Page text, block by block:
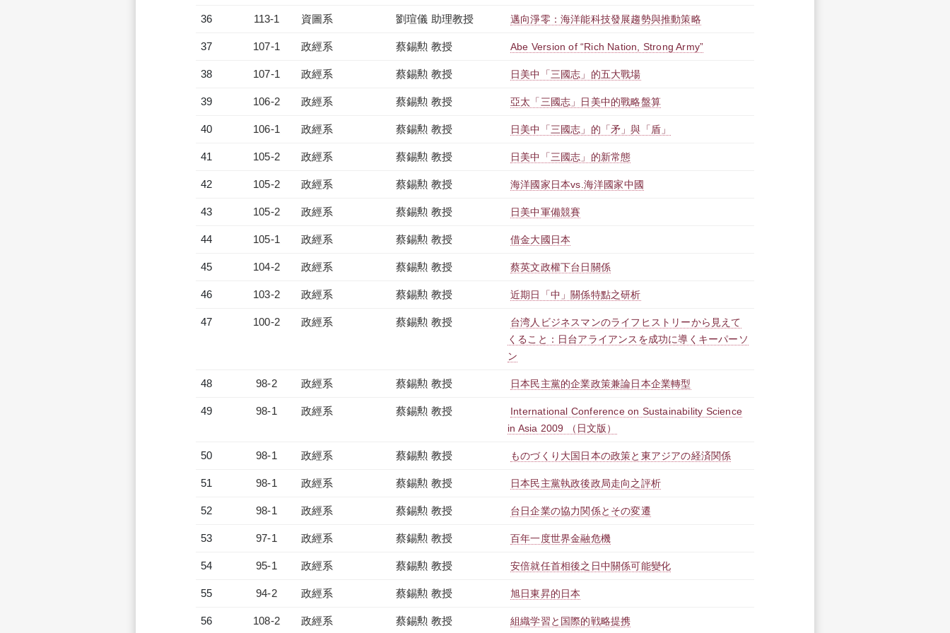
36 113-1 資圖系 劉瑄儀 助理教授 邁向淨零：海洋能科技發展趨勢與推動策略
37 107-1 政經系 蔡錫勲 教授 Abe Version of “Rich Nation, Strong Army”
38 107-1 政經系 蔡錫勲 教授 日美中「三國志」的五大戰場
39 106-2 政經系 蔡錫勲 教授 亞太「三國志」日美中的戰略盤算
40 106-1 政經系 蔡錫勲 教授 日美中「三國志」的「矛」與「盾」
41 105-2 政經系 蔡錫勲 教授 日美中「三國志」的新常態
42 105-2 政經系 蔡錫勲 教授 海洋國家日本vs.海洋國家中國
43 105-2 政經系 蔡錫勲 教授 日美中軍備競賽
44 105-1 政經系 蔡錫勲 教授 借金大國日本
45 104-2 政經系 蔡錫勲 教授 蔡英文政權下台日關係
46 103-2 政經系 蔡錫勲 教授 近期日「中」關係特點之研析
47 100-2 政經系 蔡錫勲 教授
台湾人ビジネスマンのライフヒストリーから見えて
くること：日台アライアンスを成功に導くキーパーソ
ン
48 98-2 政經系 蔡錫勲 教授 日本民主黨的企業政策兼論日本企業轉型
49 98-1 政經系 蔡錫勲 教授
International Conference on Sustainability Science
in Asia 2009 （日文版）
50 98-1 政經系 蔡錫勲 教授 ものづくり大国日本の政策と東アジアの経済関係
51 98-1 政經系 蔡錫勲 教授 日本民主黨執政後政局走向之評析
52 98-1 政經系 蔡錫勲 教授 台日企業の協力関係とその変遷
53 97-1 政經系 蔡錫勲 教授 百年一度世界金融危機
54 95-1 政經系 蔡錫勲 教授 安倍就任首相後之日中關係可能變化
55 94-2 政經系 蔡錫勲 教授 旭日東昇的日本
56 108-2 政經系 蔡錫勲 教授 組織学習と国際的戦略提携